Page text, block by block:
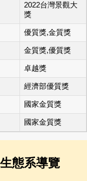
2022台灣景觀大
獎
優質獎,金質獎
金質獎,優質獎
卓越獎
經濟部優質獎
國家金質獎
國家金質獎
態系導覽